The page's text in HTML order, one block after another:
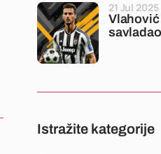
21 Jul 2025
Istražite kategorije